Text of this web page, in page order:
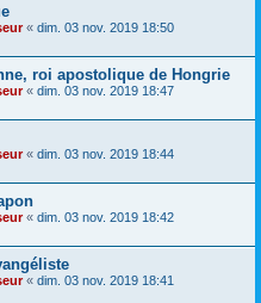
« dim. 03 nov. 2019 18:50
roi apostolique de Hongrie
« dim. 03 nov. 2019 18:47
« dim. 03 nov. 2019 18:44
« dim. 03 nov. 2019 18:42
« dim. 03 nov. 2019 18:41